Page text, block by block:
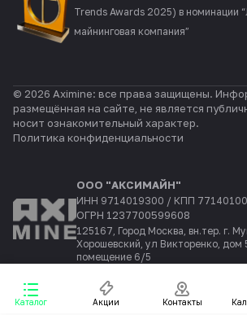
Каталог Акции Контакты
Trends Awards 2025) в номинации
майнинговая компания”
© 2026 Aximine: все права защищены.
размещённая на сайте, не является
носит ознакомительный характер.
Политика конфиденциальности
ООО "АКСИМАЙН"
ИНН 9714019300 / КПП
ОГРН 1237700599608
125167, Город Москва, вн.тер. г.
Хорошевский, ул Викторенко, дом
помещение 6/5